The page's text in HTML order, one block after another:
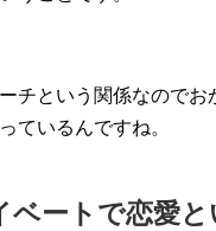
チという関係なので
ているんですね。
ベートで恋愛